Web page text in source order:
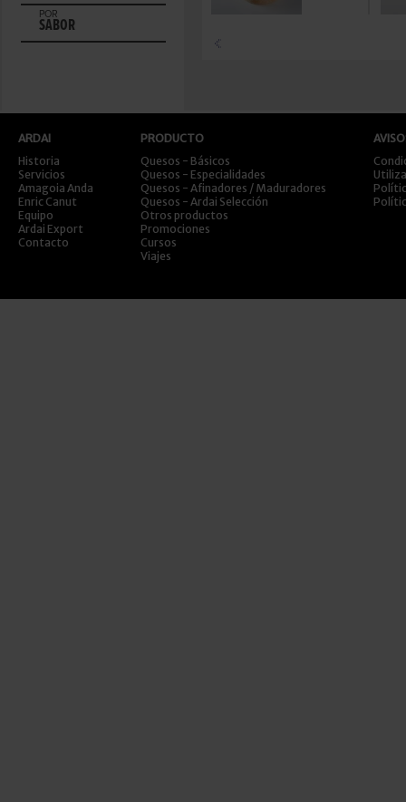
POR
SABOR
ARDAI
Historia
Servicios
Amagoia Anda
Enric Canut
Equipo
Ardai Export
Contacto
PRODUCTO
Quesos - Básicos
Quesos - Especialidades
Quesos - Afinadores / Maduradores
Quesos - Ardai Selección
Otros productos
Promociones
Cursos
Viajes